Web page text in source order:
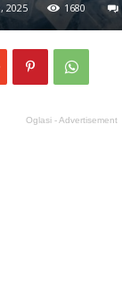
2025 1680
Oglasi - Advertisement